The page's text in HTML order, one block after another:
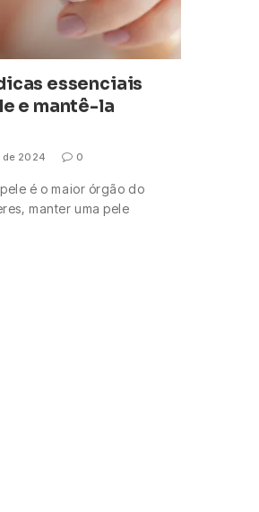
essenciais
e mantê-la
de 2024 0
é o maior órgão do
manter uma pele